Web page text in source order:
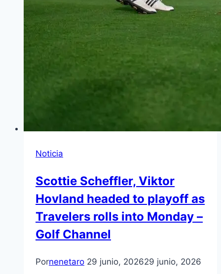
Noticia
Scottie Scheffler, Viktor
Hovland headed to playoff as
Travelers rolls into Monday –
Golf Channel
Pornenetaro 29 junio, 202629 junio, 2026